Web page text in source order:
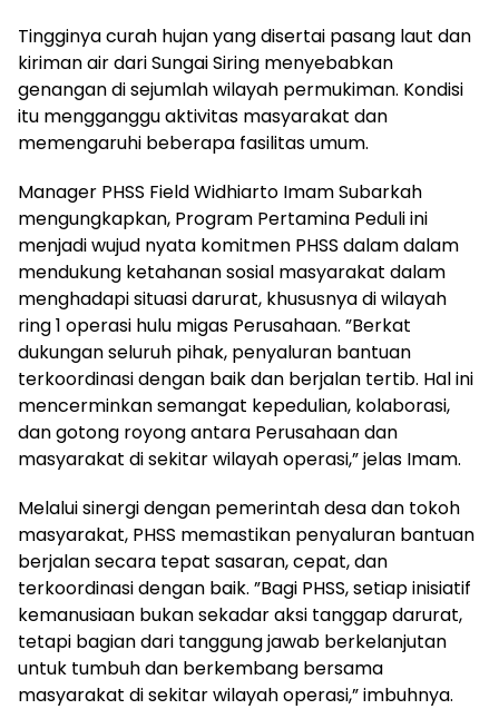
Tingginya curah hujan yang disertai pasang laut dan
kiriman air dari Sungai Siring menyebabkan
genangan di sejumlah wilayah permukiman. Kondisi
itu mengganggu aktivitas masyarakat dan
memengaruhi beberapa fasilitas umum.
Manager PHSS Field Widhiarto Imam Subarkah
mengungkapkan, Program Pertamina Peduli ini
menjadi wujud nyata komitmen PHSS dalam dalam
mendukung ketahanan sosial masyarakat dalam
menghadapi situasi darurat, khususnya di wilayah
ring 1 operasi hulu migas Perusahaan. ”Berkat
dukungan seluruh pihak, penyaluran bantuan
terkoordinasi dengan baik dan berjalan tertib. Hal ini
mencerminkan semangat kepedulian, kolaborasi,
dan gotong royong antara Perusahaan dan
masyarakat di sekitar wilayah operasi,” jelas Imam.
Melalui sinergi dengan pemerintah desa dan tokoh
masyarakat, PHSS memastikan penyaluran bantuan
berjalan secara tepat sasaran, cepat, dan
terkoordinasi dengan baik. ”Bagi PHSS, setiap inisiatif
kemanusiaan bukan sekadar aksi tanggap darurat,
tetapi bagian dari tanggung jawab berkelanjutan
untuk tumbuh dan berkembang bersama
masyarakat di sekitar wilayah operasi,” imbuhnya.